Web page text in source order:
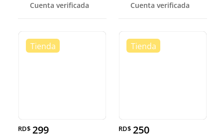
Cuenta verificada Cuenta verificada
RD$ 299 RD$ 250